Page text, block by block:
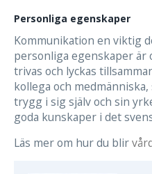
Personliga egenskaper
Kommunikation en viktig
personliga egenskaper är
trivas och lyckas
kollega och
trygg i sig själv och sin
goda kunskaper i det
Läs mer om hur du blir